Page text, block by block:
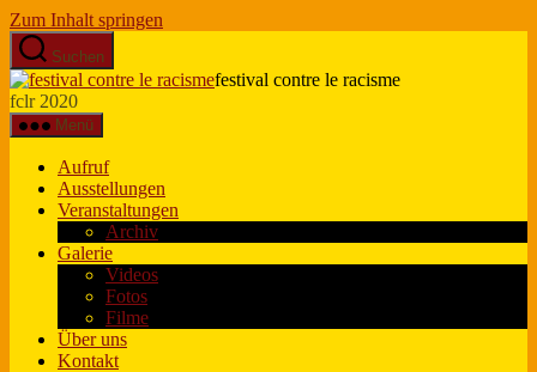
Zum Inhalt springen
Suchen
festival contre le racisme
fclr 2020
Menü
Aufruf
Ausstellungen
Veranstaltungen
Archiv
Galerie
Videos
Fotos
Filme
Über uns
Kontakt